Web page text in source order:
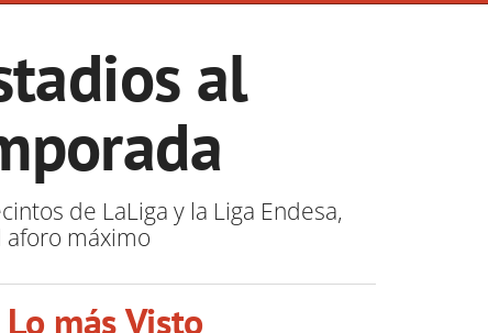
al
de LaLiga y la Liga Endesa,
máximo
Lo más Visto